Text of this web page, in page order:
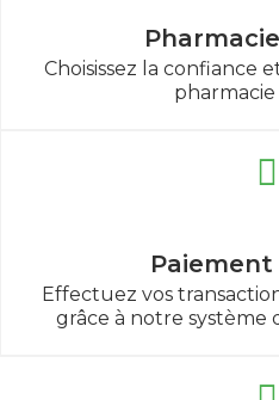
Choisissez la confiance
Paiement
Effectuez vos
grâce à notre système